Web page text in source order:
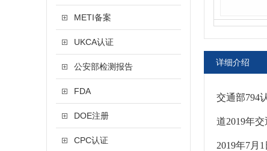
详细介绍
交通部794
道2019年
2019年7月
METI备案
UKCA认证
公安部检测报告
FDA
DOE注册
CPC认证